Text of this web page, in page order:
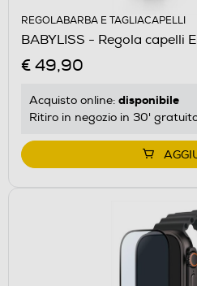
REGOLABARBA E TAGLIACAPELLI
BABYLISS - Regola capelli
€ 49,90
Acquisto online: disponibile
Ritiro in negozio in 30'